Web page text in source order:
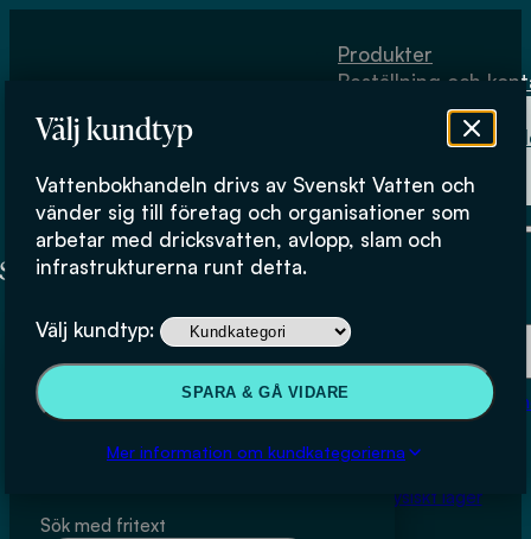
Välj kundtyp
Vattenbokhandeln drivs av Svenskt Vatten och
vänder sig till företag och organisationer som
arbetar med dricksvatten, avlopp, slam och
infrastrukturerna runt detta.
Välj kundtyp:
SPARA & GÅ VIDARE
Mer information om kundkategorierna
Produkter
Beställning och
Fysiskt lager
Beställning och kontakt
Om
Köpvillkor
Fysiskt lager
Produkter
Här kan du bläddra igenom produkter i butiken.
Sök & filtrera
Sök med fritext